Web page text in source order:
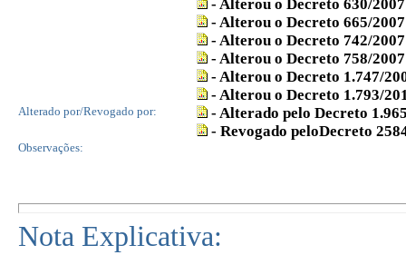
- Alterou o Decreto 630/2007
- Alterou o Decreto 665/2007
- Alterou o Decreto 742/2007
- Alterou o Decreto 758/2007
- Alterou o Decreto 1.747/
- Alterou o Decreto 1.793/
Alterado por/Revogado por:
- Alterado pelo Decreto
- Revogado peloDecreto
Observações:
Nota Explicativa: